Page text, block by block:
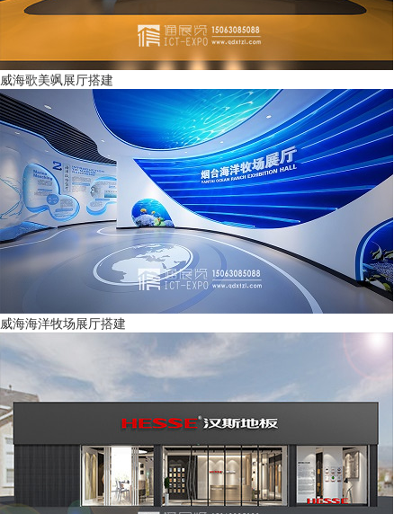
威海歌美飒展厅搭建
威海海洋牧场展厅搭建